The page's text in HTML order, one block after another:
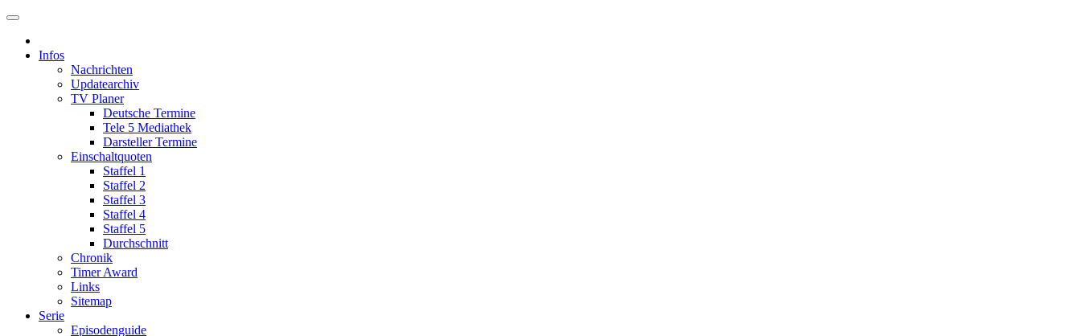
Infos
Nachrichten
Updatearchiv
TV Planer
Deutsche Termine
Tele 5 Mediathek
Darsteller Termine
Einschaltquoten
Staffel 1
Staffel 2
Staffel 3
Staffel 4
Staffel 5
Durchschnitt
Chronik
Timer Award
Links
Sitemap
Serie
Episodenguide